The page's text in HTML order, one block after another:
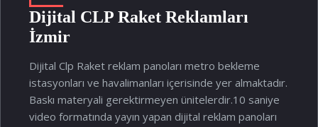
Dijital CLP Raket Reklamları
İzmir
Dijital Clp Raket reklam panoları metro bekleme
istasyonları ve havalimanları içerisinde yer almaktadır.
Baskı materyali gerektirmeyen ünitelerdir.10 saniye
video formatında yayın yapan dijital reklam panoları